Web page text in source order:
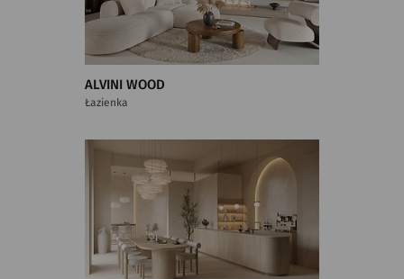
ALVINI WOOD
Łazienka